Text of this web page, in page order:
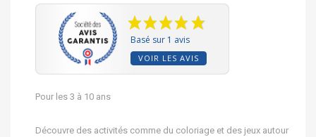
Basé sur 1 avis
VOIR LES AVIS
Pour les 3 à 10 ans
Découvre des activités comme du coloriage et des jeux autour